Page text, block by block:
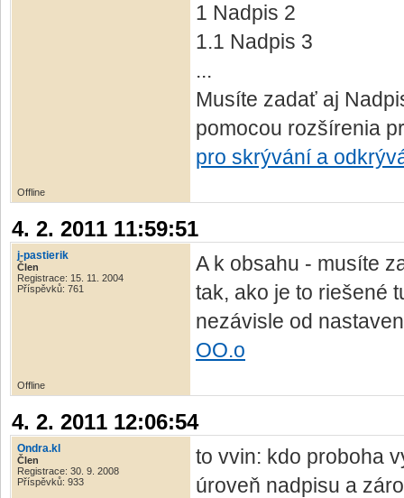
1 Nadpis 2
1.1 Nadpis 3
...
Musíte zadať aj
pomocou rozšírenia
pro skrývání a
Offline
4. 2. 2011 11:59:51
j-pastierik
Člen
Registrace: 15. 11. 2004
Příspěvků: 761
A k obsahu - musíte
tak, ako je to riešené
nezávisle od
OO.o
Offline
4. 2. 2011 12:06:54
Ondra.kl
Člen
Registrace: 30. 9. 2008
Příspěvků: 933
to vvin: kdo proboha
úroveň nadpisu a